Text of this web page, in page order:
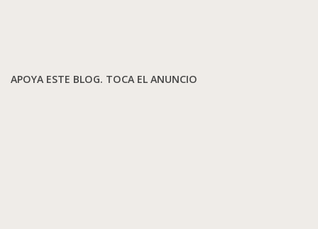
APOYA ESTE BLOG. TOCA EL ANUNCIO